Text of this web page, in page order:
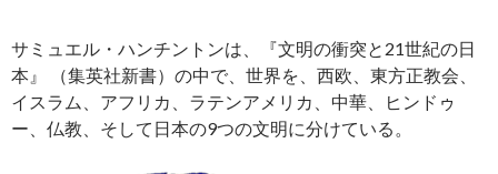
サミュエル・ハンチントンは、『文明の衝突と21世紀の日
本』 （集英社新書）の中で、世界を、西欧、東方正教会、
イスラム、アフリカ、ラテンアメリカ、中華、ヒンドゥ
ー、仏教、そして日本の9つの文明に分けている。